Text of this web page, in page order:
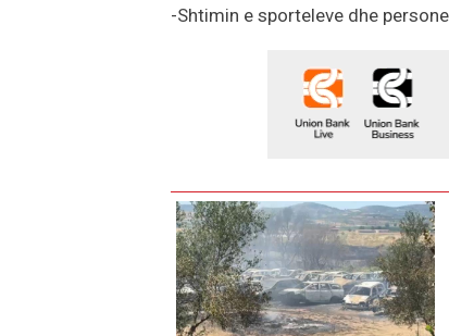
-Shtimin e sporteleve dhe